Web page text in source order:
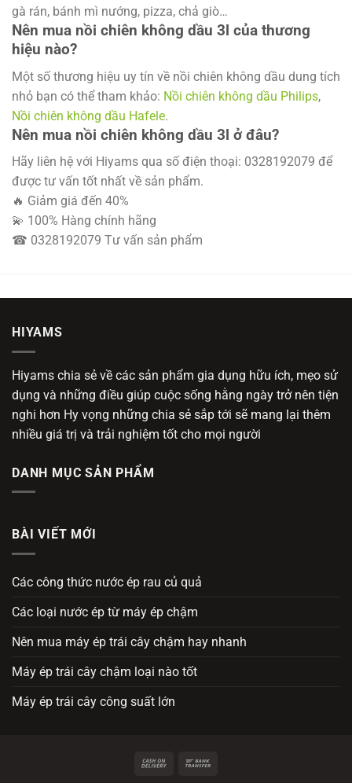
gà rán, bánh mì nướng, pizza, chả giò…
Nên mua nồi chiên không dầu 3l của thương
hiệu nào?
Một số thương hiệu uy tín về nồi chiên không dầu dung tích
nhỏ bạn có thể tham khảo: Nồi chiên không dầu Philips,
Nồi chiên không dầu Hafele.
Nên mua nồi chiên không dầu 3l ở đâu?
Hãy liên hệ với Hiyams qua số điện thoại: 0328192079 để
được tư vấn tốt nhất về sản phẩm.
🔥 Giảm giá đến 40%
💫 100% Hàng chính hãng
☎ 0328192079 Tư vấn sản phẩm
HIYAMS
Hiyams chia sẻ về các sản phẩm gia dụng hữu ích, mẹo sử
dụng và những điều giúp cuộc sống hằng ngày trở nên tiện
nghi hơn Hy vọng những chia sẻ sắp tới sẽ mang lại thêm
nhiều giá trị và trải nghiệm tốt cho mọi người
DANH MỤC SẢN PHẨM
BÀI VIẾT MỚI
Các công thức nước ép rau củ quả
Các loại nước ép từ máy ép chậm
Nên mua máy ép trái cây chậm hay nhanh
Máy ép trái cây chậm loại nào tốt
Máy ép trái cây công suất lớn